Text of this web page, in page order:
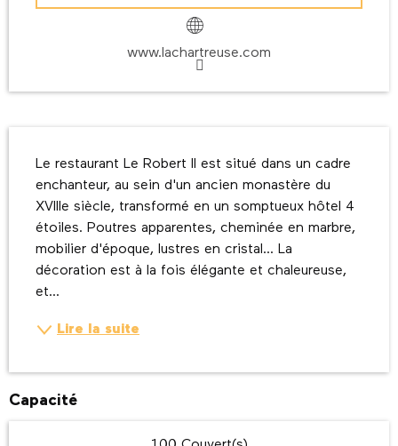
www.lachartreuse.com
Le restaurant Le Robert II est situé dans un cadre
enchanteur, au sein d'un ancien monastère du
XVIIIe siècle, transformé en un somptueux hôtel 4
étoiles. Poutres apparentes, cheminée en marbre,
mobilier d'époque, lustres en cristal... La
décoration est à la fois élégante et chaleureuse,
et...
Lire la suite
Capacité